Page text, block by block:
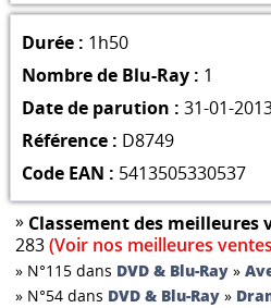
Durée : 1h50
Nombre de Blu-Ray : 1
Date de parution : 31-01-
Référence : D8749
Code EAN : 5413505330537
» Classement des meilleures
283(Voir nos meilleures
» N°115 dans DVD & Blu-Ray »
» N°54 dans DVD & Blu-Ray »